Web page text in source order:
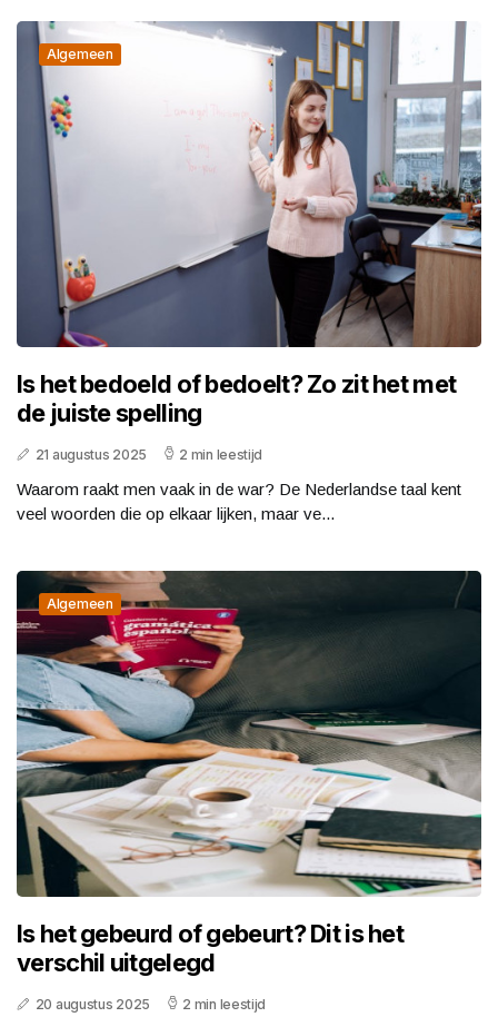
Algemeen
Is het bedoeld of bedoelt? Zo zit het met
de juiste spelling
21 augustus 2025 2 min leestijd
Waarom raakt men vaak in de war? De Nederlandse taal kent
veel woorden die op elkaar lijken, maar ve...
Algemeen
Is het gebeurd of gebeurt? Dit is het
verschil uitgelegd
20 augustus 2025 2 min leestijd